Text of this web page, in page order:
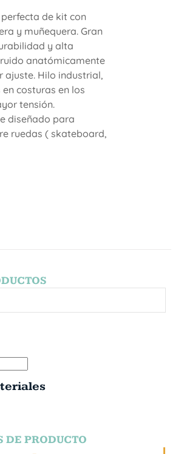
de kit con
y muñequera. Gran
y alta
anatómicamente
ajuste. Hilo industrial,
costuras en los
tensión.
diseñado para
ruedas ( skateboard,
DE PRODUCTO